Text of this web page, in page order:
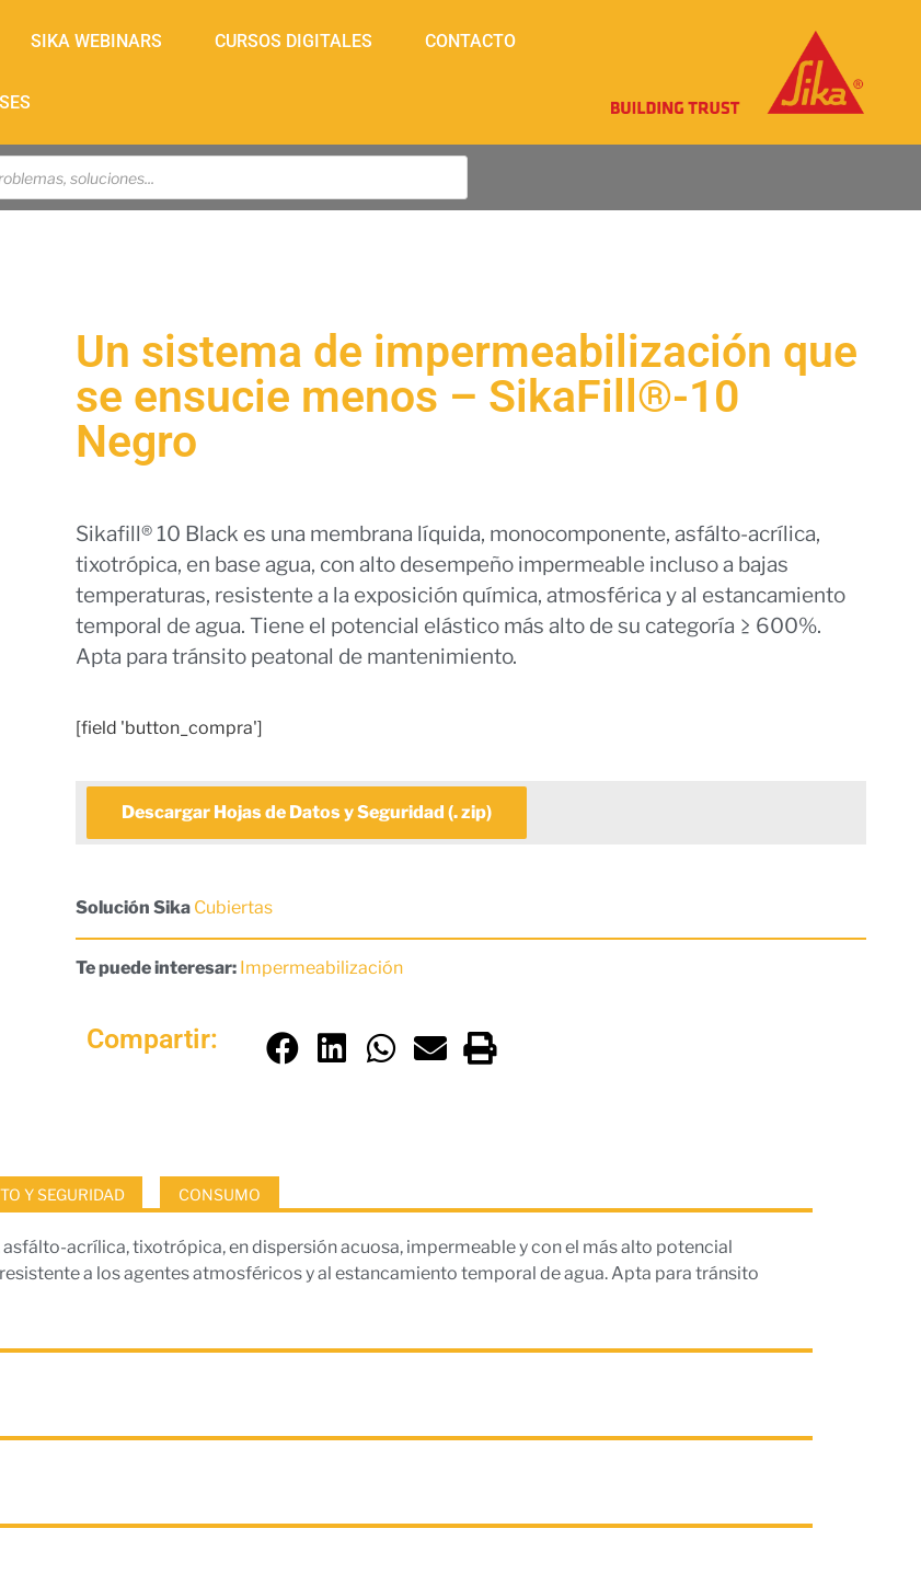
SIKA WEBINARS CURSOS DIGITALES CONTACTO
Un sistema de impermeabilización que
se ensucie menos – SikaFill®-10
Negro
Sikafill® 10 Black es una membrana líquida, monocomponente, asfálto-acrílica,
tixotrópica, en base agua, con alto desempeño impermeable incluso a bajas
temperaturas, resistente a la exposición química, atmosférica y al estancamiento
temporal de agua. Tiene el potencial elástico más alto de su categoría ≥ 600%.
Apta para tránsito peatonal de mantenimiento.
[field 'button_compra']
Descargar Hojas de Datos y Seguridad (. zip)
Solución Sika Cubiertas
Te puede interesar: Impermeabilización
Compartir:
Y SEGURIDAD CONSUMO
acrílica, tixotrópica, en dispersión acuosa, impermeable y con el más alto potencial
a los agentes atmosféricos y al estancamiento temporal de agua. Apta para tránsito